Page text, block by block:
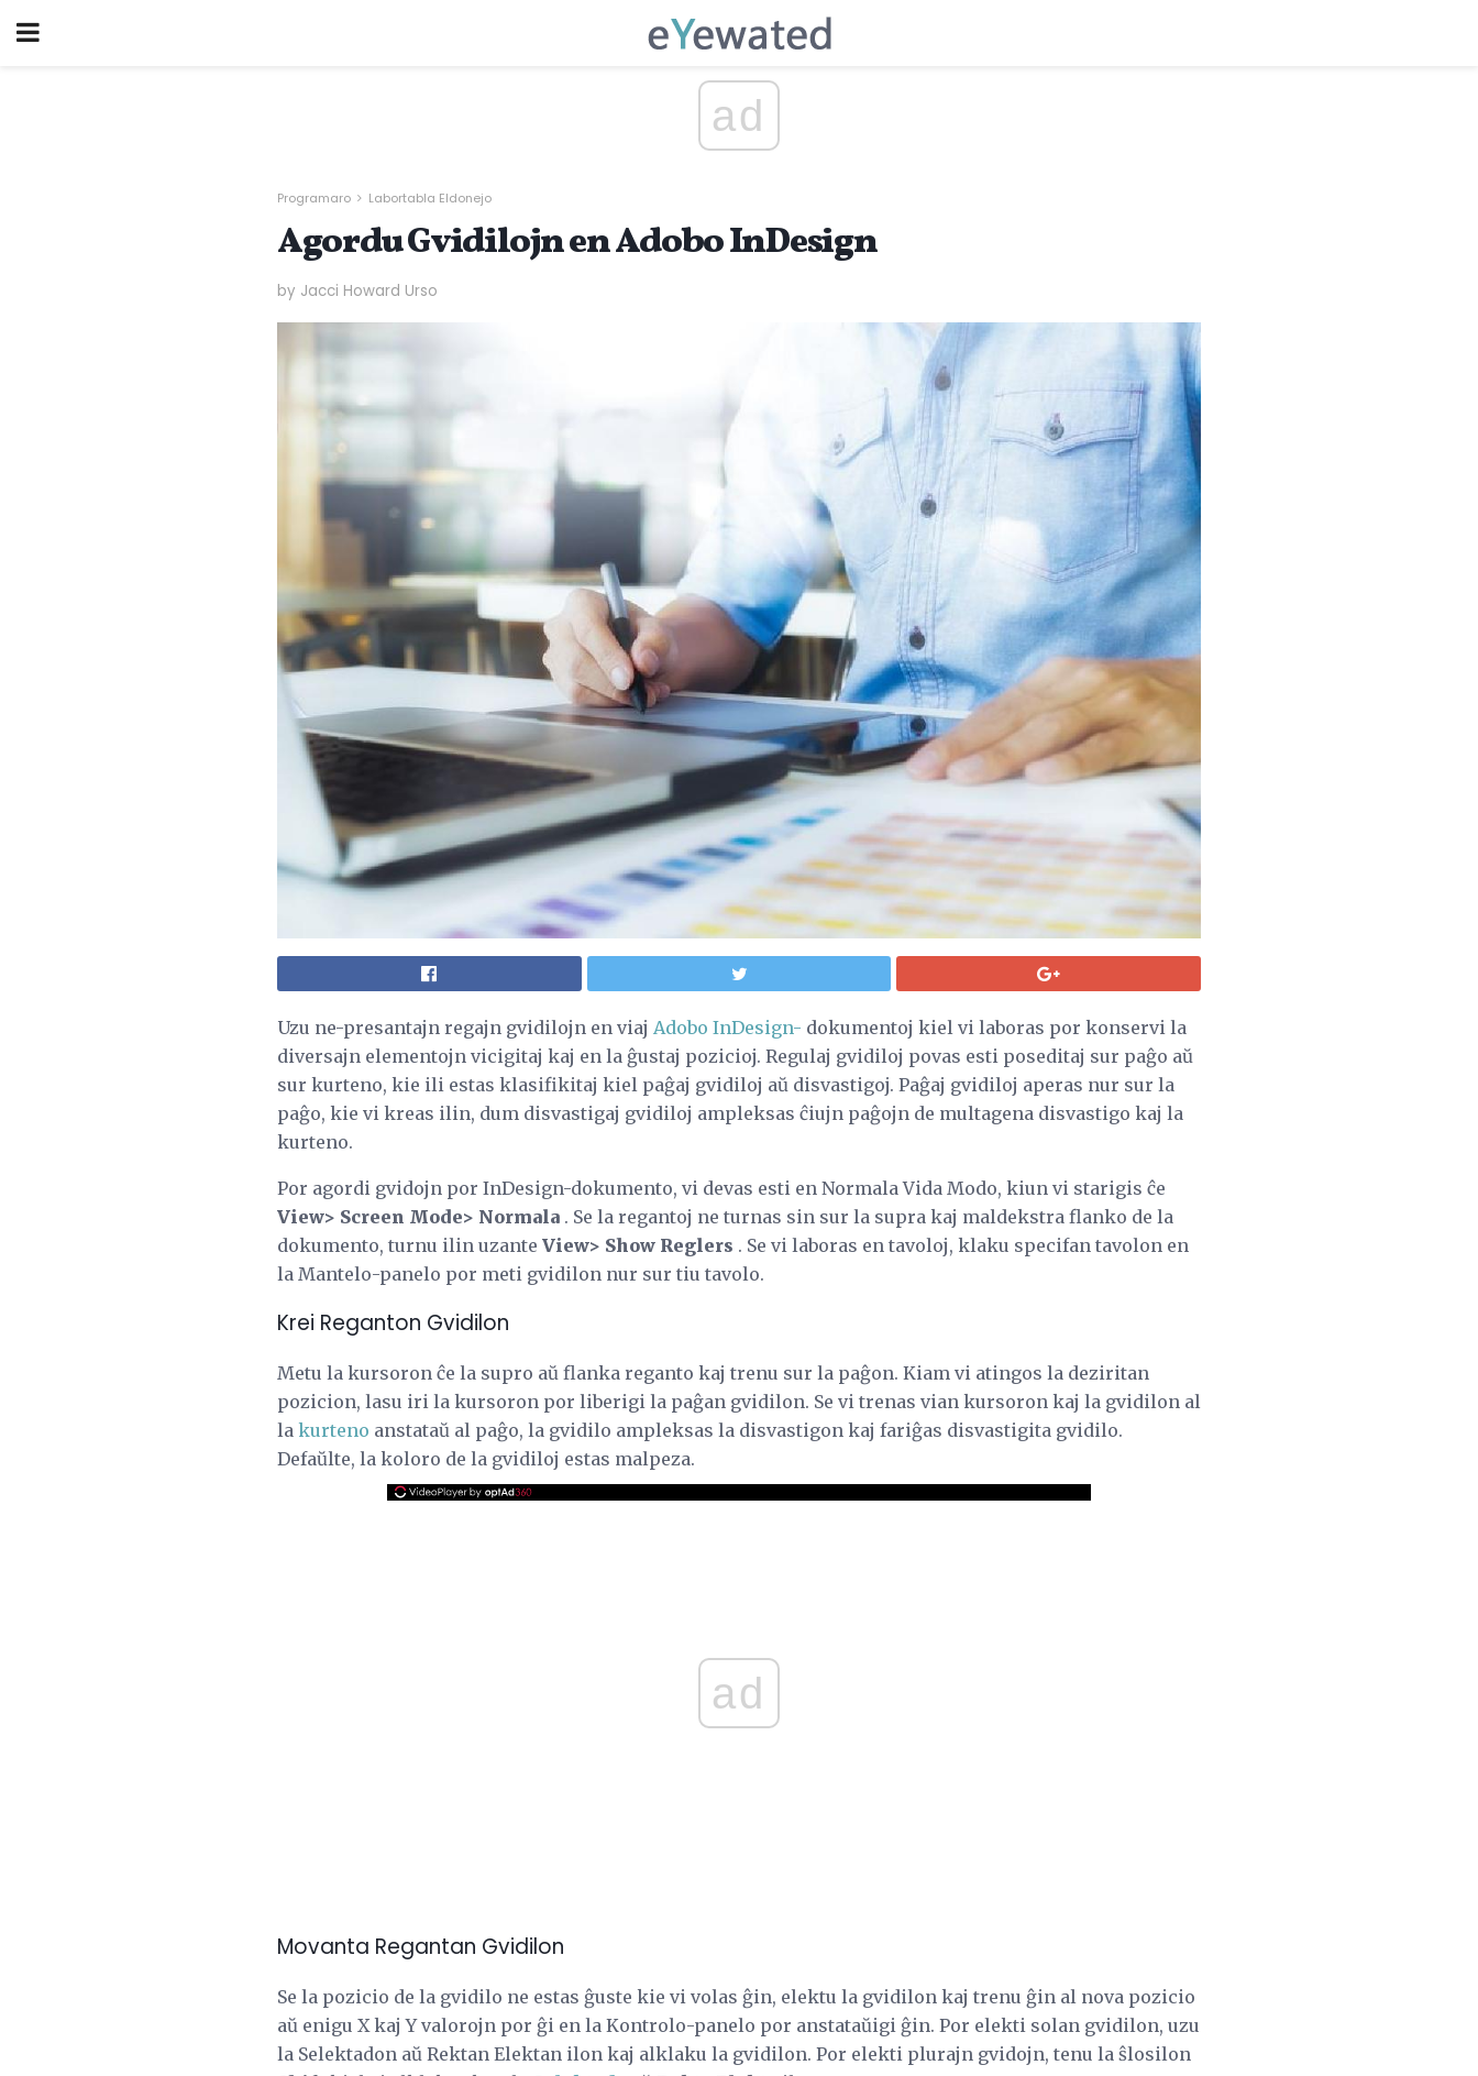
ad
Programaro Labortabla Eldonejo
Agordu Gvidilojn en Adobo InDesign
by Jacci Howard Urso
Uzu ne-presantajn regajn gvidilojn en viaj Adobo InDesign- dokumentoj kiel vi laboras por konservi la
diversajn elementojn vicigitaj kaj en la ĝustaj pozicioj. Regulaj gvidiloj povas esti poseditaj sur paĝo aŭ
sur kurteno, kie ili estas klasifikitaj kiel paĝaj gvidiloj aŭ disvastigoj. Paĝaj gvidiloj aperas nur sur la
paĝo, kie vi kreas ilin, dum disvastigaj gvidiloj ampleksas ĉiujn paĝojn de multagena disvastigo kaj la
kurteno.
Por agordi gvidojn por InDesign-dokumento, vi devas esti en Normala Vida Modo, kiun vi starigis ĉe
View> Screen Mode> Normala . Se la regantoj ne turnas sin sur la supra kaj maldekstra flanko de la
dokumento, turnu ilin uzante View> Show Reglers . Se vi laboras en tavoloj, klaku specifan tavolon en
la Mantelo-panelo por meti gvidilon nur sur tiu tavolo.
Krei Reganton Gvidilon
Metu la kursoron ĉe la supro aŭ flanka reganto kaj trenu sur la paĝon. Kiam vi atingos la deziritan
pozicion, lasu iri la kursoron por liberigi la paĝan gvidilon. Se vi trenas vian kursoron kaj la gvidilon al
la kurteno anstataŭ al paĝo, la gvidilo ampleksas la disvastigon kaj fariĝas disvastigita gvidilo.
Defaŭlte, la koloro de la gvidiloj estas malpeza.
ad
Movanta Regantan Gvidilon
Se la pozicio de la gvidilo ne estas ĝuste kie vi volas ĝin, elektu la gvidilon kaj trenu ĝin al nova pozicio
aŭ enigu X kaj Y valorojn por ĝi en la Kontrolo-panelo por anstataŭigi ĝin. Por elekti solan gvidilon, uzu
la Selektadon aŭ Rektan Elektan ilon kaj alklaku la gvidilon. Por elekti plurajn gvidojn, tenu la ŝlosilon